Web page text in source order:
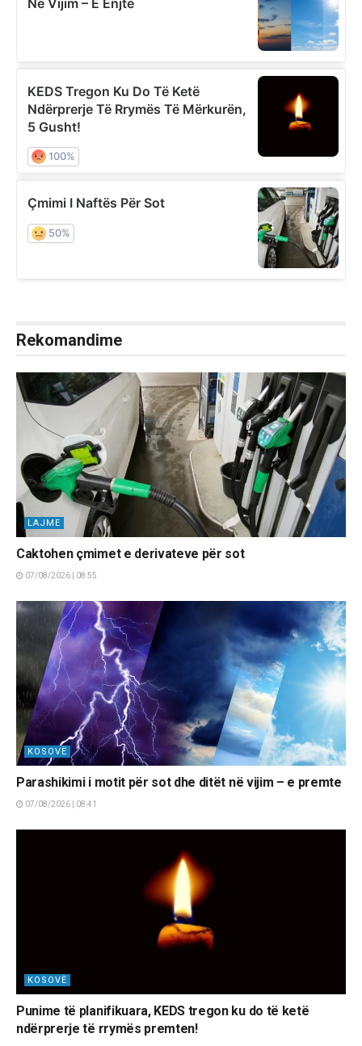
Rekomandime
LAJME
Caktohen çmimet e derivateve për sot
07/08/2026 | 08:55
KOSOVË
Parashikimi i motit për sot dhe ditët në vijim – e premte
07/08/2026 | 08:41
KOSOVË
Punime të planifikuara, KEDS tregon ku do të ketë
ndërprerje të rrymës premten!